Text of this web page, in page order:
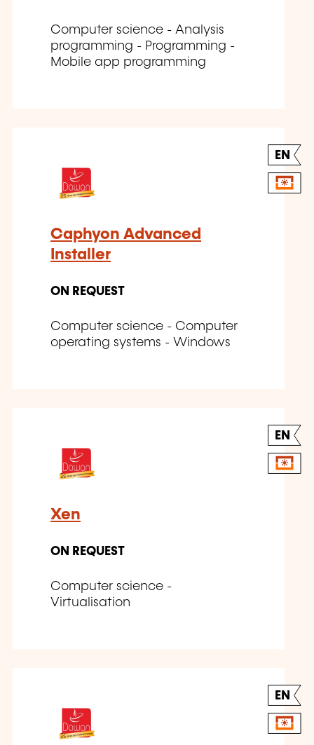
Computer science - Analysis
programming - Programming -
Mobile app programming
EN
Caphyon Advanced
Installer
ON REQUEST
Computer science - Computer
operating systems - Windows
EN
Xen
ON REQUEST
Computer science -
Virtualisation
EN